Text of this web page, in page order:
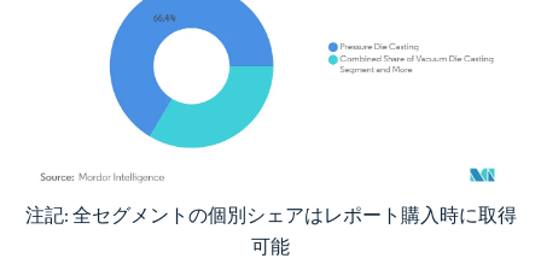
画像 © Mordor Intelligence。再利用にはCC BY 4.0の表示が必要です。
注記: 全セグメントの個別シェアはレポート購入時に取得
可能